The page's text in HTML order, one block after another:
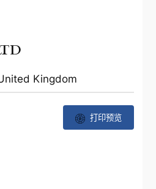
Kingdom
打印预览